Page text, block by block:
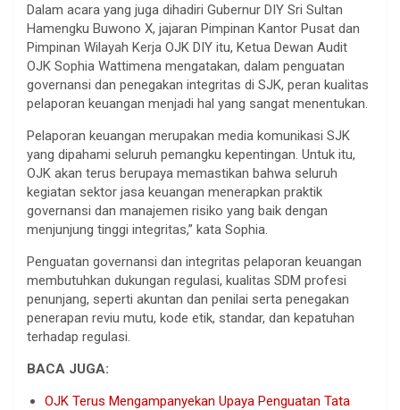
Dalam acara yang juga dihadiri Gubernur DIY Sri Sultan
Hamengku Buwono X, jajaran Pimpinan Kantor Pusat dan
Pimpinan Wilayah Kerja OJK DIY itu, Ketua Dewan Audit
OJK Sophia Wattimena mengatakan, dalam penguatan
governansi dan penegakan integritas di SJK, peran kualitas
pelaporan keuangan menjadi hal yang sangat menentukan.
Pelaporan keuangan merupakan media komunikasi SJK
yang dipahami seluruh pemangku kepentingan. Untuk itu,
OJK akan terus berupaya memastikan bahwa seluruh
kegiatan sektor jasa keuangan menerapkan praktik
governansi dan manajemen risiko yang baik dengan
menjunjung tinggi integritas,” kata Sophia.
Penguatan governansi dan integritas pelaporan keuangan
membutuhkan dukungan regulasi, kualitas SDM profesi
penunjang, seperti akuntan dan penilai serta penegakan
penerapan reviu mutu, kode etik, standar, dan kepatuhan
terhadap regulasi.
BACA JUGA:
OJK Terus Mengampanyekan Upaya Penguatan Tata